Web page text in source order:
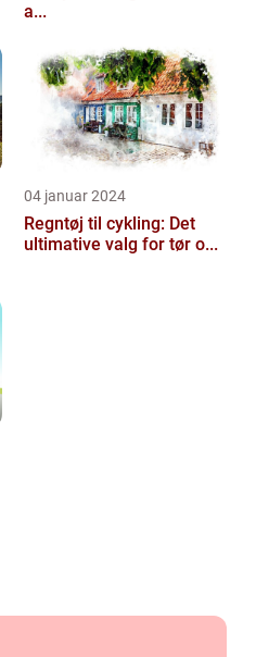
a...
04 januar 2024
Regntøj til cykling: Det
ultimative valg for tør o...